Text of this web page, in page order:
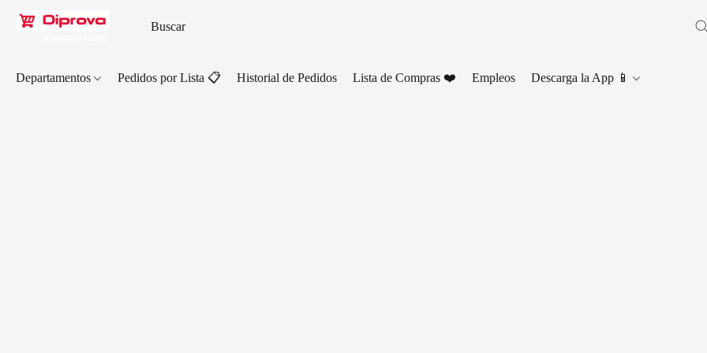
Departamentos Pedidos por Lista 📋 Historial de Pedidos Lista de Compras ❤️ Empleos Descarga la App 📱